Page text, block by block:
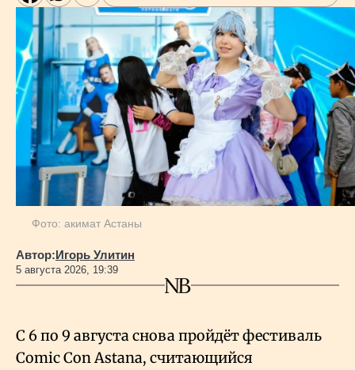
Фото: акимат Астаны
Автор:Игорь Улитин
5 августа 2026, 19:39
С 6 по 9 августа снова пройдёт фестиваль
Comic Con Astana, считающийся